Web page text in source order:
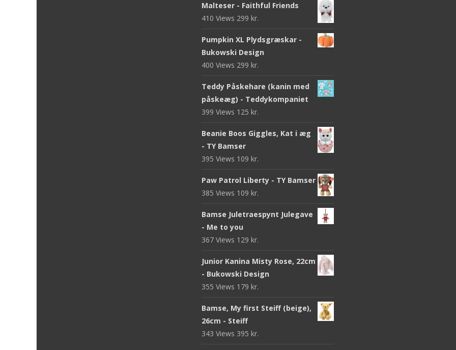
Malteser - Faithful Friends
410 Views 299 kr.
Pumpkin XL Plydsgræskar -
Bukowski Design
400 Views 299 kr.
Teddy Påskehare (kanin med
påskeæg) - Teddykompaniet
399 Views 125 kr.
Beanie Boos Giggles, Kat i æg
- TY Bamser
395 Views 109 kr.
Paw Patrol Liberty - TY Bamser
385 Views 109 kr.
Bamse Juletraespynt Julegave
- Me to you
367 Views 129 kr.
Junior Kanina Misty Rose, 22cm
- Bukowski Design
355 Views 179 kr.
Bamse, My first Steiff (beige),
26cm - Steiff
343 Views 395 kr.